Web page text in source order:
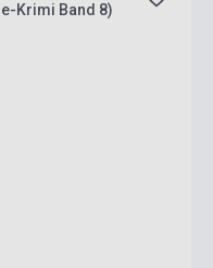
Krimi Band 8)